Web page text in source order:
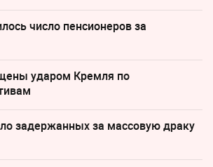
число пенсионеров за
ударом Кремля по
задержанных за массовую драку